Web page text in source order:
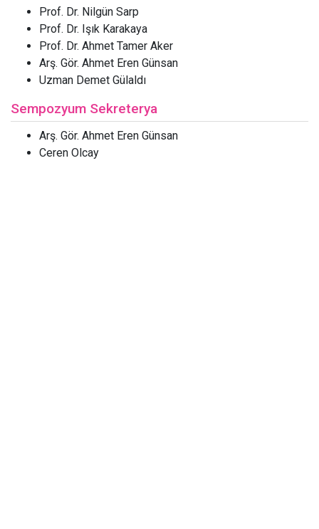
Prof. Dr. Nilgün Sarp
Prof. Dr. Işık Karakaya
Prof. Dr. Ahmet Tamer Aker
Arş. Gör. Ahmet Eren Günsan
Uzman Demet Gülaldı
Sempozyum Sekreterya
Arş. Gör. Ahmet Eren Günsan
Ceren Olcay